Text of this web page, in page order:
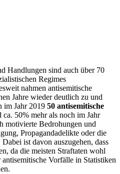
Handlungen sind auch über 70
Regimes
nahmen antisemitische
Jahre wieder deutlich zu und
im Jahr 2019 50 antisemitische
ca. 50% mehr als noch im Jahr
motivierte Bedrohungen und
Propagandadelikte oder die
ist davon auszugehen, dass
da die meisten Straftaten wohl
Vorfälle in Statistiken